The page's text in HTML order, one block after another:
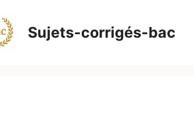
Sujets-corrigés-bac